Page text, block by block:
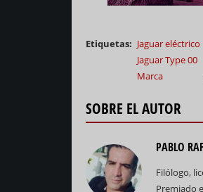
Etiquetas
Jaguar eléctrico
Jaguar Type 00
Marca
SOBRE EL AUTOR
PABLO
Filólogo,
Premiado